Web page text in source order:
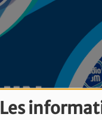
Les